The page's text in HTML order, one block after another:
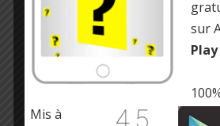
sur
Mis à